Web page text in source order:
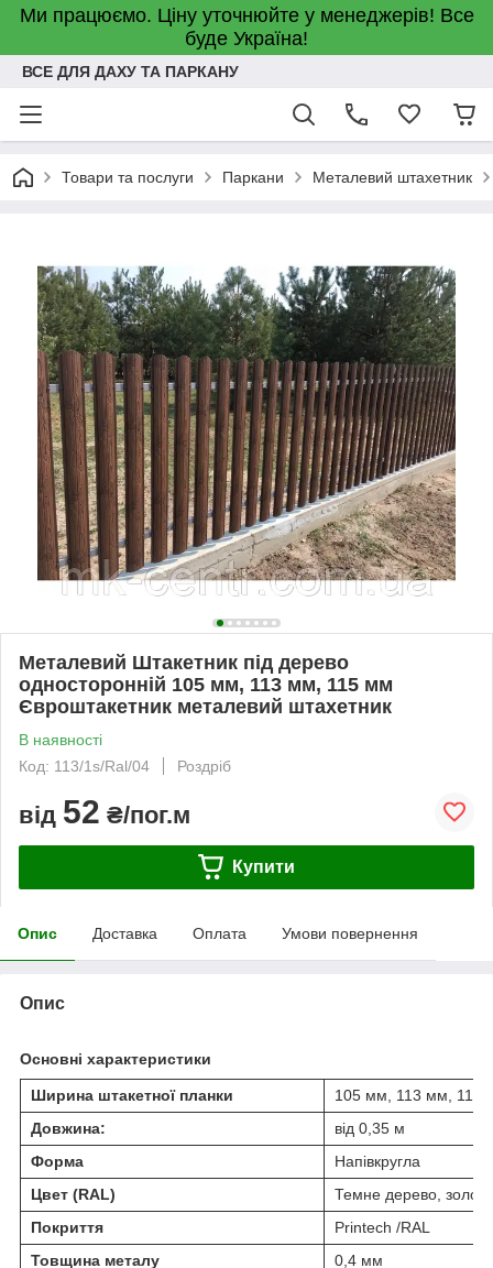
Ми працюємо. Ціну уточнюйте у менеджерів! Все
буде Україна!
ВСЕ ДЛЯ ДАХУ ТА ПАРКАНУ
Товари та послуги Паркани Металевий штахетник
Металевий Штакетник під дерево
односторонній 105 мм, 113 мм, 115 мм
Євроштакетник металевий штахетник
В наявності
Код: 113/1s/Ral/04
Роздріб
від 52 ₴/пог.м
Купити
Опис Доставка Оплата Умови повернення
Опис
Основні характеристики
Ширина штакетної планки
105 мм, 113 мм,
Довжина:
від 0,35 м
Форма
Напівкругла
Цвет (RAL)
Темне дерево,
Покриття
Printech /RAL
Товщина металу
0,4 мм